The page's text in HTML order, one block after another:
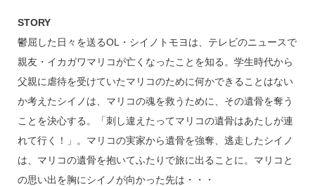
STORY
鬱屈した日々を送るOL・シイノトモヨは、テレビのニュースで
親友・イカガワマリコが亡くなったことを知る。学生時代から
父親に虐待を受けていたマリコのために何かできることはない
か考えたシイノは、マリコの魂を救うために、その遺骨を奪う
ことを決心する。「刺し違えたってマリコの遺骨はあたしが連
れて行く！」。マリコの実家から遺骨を強奪、逃走したシイノ
は、マリコの遺骨を抱いてふたりで旅に出ることに。マリコと
の思い出を胸にシイノが向かった先は・・・